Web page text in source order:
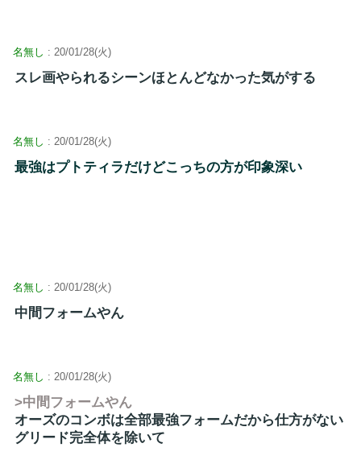
名無し : 20/01/28(火)
スレ画やられるシーンほとんどなかった気がする
名無し : 20/01/28(火)
最強はプトティラだけどこっちの方が印象深い
名無し : 20/01/28(火)
中間フォームやん
名無し : 20/01/28(火)
>中間フォームやん
オーズのコンボは全部最強フォームだから仕方がない
グリード完全体を除いて